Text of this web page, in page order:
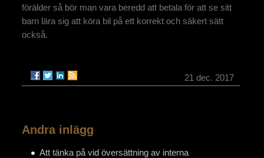
förälder så bör man vara beredd att betala för att se sitt
barn lära sig att köra bil på ett korrekt och säkert sätt
också.
21 dec. 2017
Andra inlägg
Att tänka på vid översättning av interna